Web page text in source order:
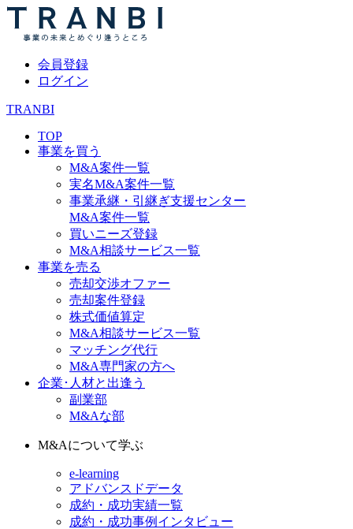
会員登録
ログイン
TRANBI
TOP
事業を買う
M&A案件一覧
実名M&A案件一覧
事業承継・引継ぎ支援センター
M&A案件一覧
買いニーズ登録
M&A相談サービス一覧
事業を売る
売却交渉オファー
売却案件登録
株式価値算定
M&A相談サービス一覧
マッチング代行
M&A専門家の方へ
企業･人材と出逢う
副業部
M&Aな部
M&Aについて学ぶ
e-learning
アドバンスドデータ
成約・成功実績一覧
成約・成功事例インタビュー